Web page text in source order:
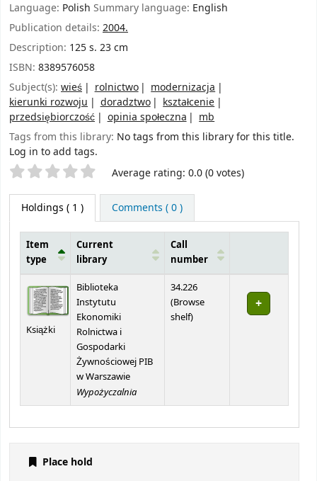
Language: Polish Summary language: English
Publication details: 2004.
Description: 125 s. 23 cm
ISBN: 8389576058
Subject(s): wieś rolnictwo
modernizacja
kierunki rozwoju
doradztwo
kształcenie
przedsiębiorczość
opinia społeczna
mb
Tags from this library: No tags from this library for this title.
Log in to add tags.
Star ratings Average rating: 0.0 (0 votes)
Holdings ( 1 ) Comments ( 0 )
Item
type
Current
library
Call
number
Książki
Biblioteka
Instytutu
Ekonomiki
Rolnictwa i
Gospodarki
Żywnościowej PIB
w Warszawie
Wypożyczalnia
34.226
(Browse
shelf(Opens below)
)
Place hold